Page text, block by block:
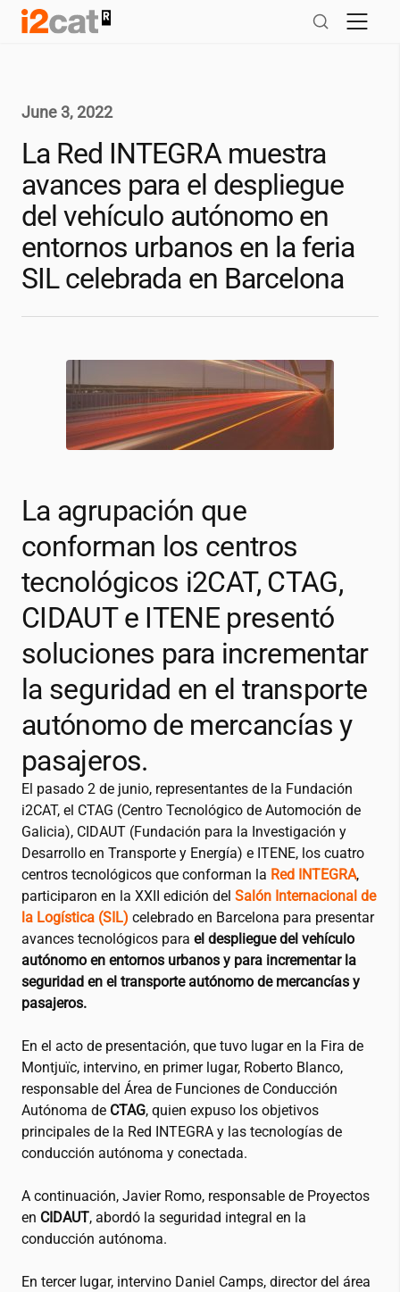
Skip
June 3, 2022
La Red INTEGRA muestra
avances para el despliegue
del vehículo autónomo en
entornos urbanos en la feria
SIL celebrada en Barcelona
La agrupación que
conforman los centros
tecnológicos i2CAT, CTAG,
CIDAUT e ITENE presentó
soluciones para incrementar
la seguridad en el transporte
autónomo de mercancías y
pasajeros.
El pasado 2 de junio, representantes de la Fundación
i2CAT, el CTAG (Centro Tecnológico de Automoción de
Galicia), CIDAUT (Fundación para la Investigación y
Desarrollo en Transporte y Energía) e ITENE, los cuatro
centros tecnológicos que conforman la Red INTEGRA,
participaron en la XXII edición del Salón Internacional de
la Logística (SIL) celebrado en Barcelona para presentar
avances tecnológicos para el despliegue del vehículo
autónomo en entornos urbanos y para incrementar la
seguridad en el transporte autónomo de mercancías y
pasajeros.
En el acto de presentación, que tuvo lugar en la Fira de
Montjuïc, intervino, en primer lugar, Roberto Blanco,
responsable del Área de Funciones de Conducción
Autónoma de CTAG, quien expuso los objetivos
principales de la Red INTEGRA y las tecnologías de
conducción autónoma y conectada.
A continuación, Javier Romo, responsable de Proyectos
en CIDAUT, abordó la seguridad integral en la
conducción autónoma.
En tercer lugar, intervino Daniel Camps, director del área